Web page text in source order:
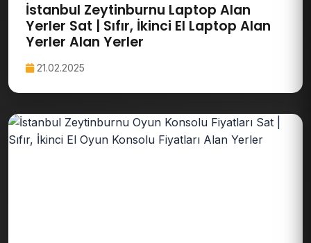
İstanbul Zeytinburnu Laptop Alan
Yerler Sat | Sıfır, İkinci El Laptop Alan
Yerler Alan Yerler
21.02.2025